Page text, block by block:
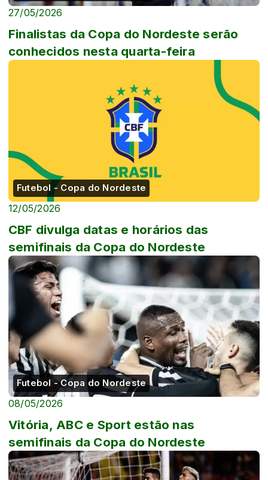
27/05/2026
Finalistas da Copa do Nordeste serão
conhecidos nesta quarta-feira
Futebol - Copa do Nordeste
12/05/2026
CBF divulga datas e horários das
semifinais da Copa do Nordeste
Futebol - Copa do Nordeste
08/05/2026
Vitória, ABC e Sport estão nas
semifinais da Copa do Nordeste